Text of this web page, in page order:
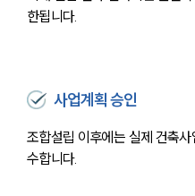
한됩니다.
사업계획 승인
조합설립 이후에는 실제 건축
수합니다.